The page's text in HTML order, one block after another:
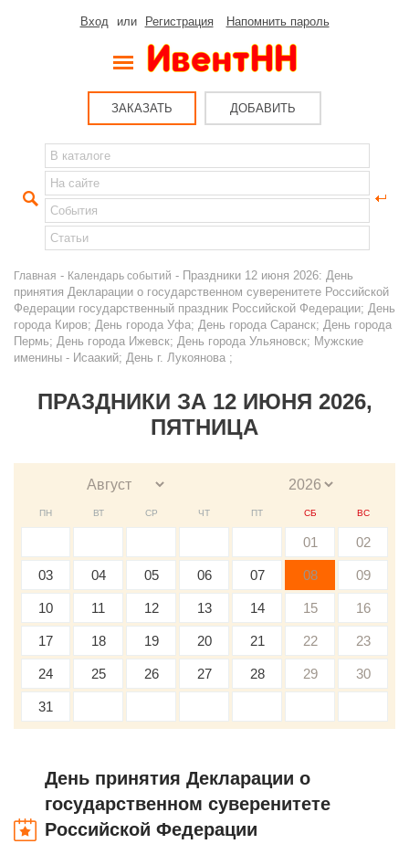
Вход или Регистрация Напомнить пароль
ЗАКАЗАТЬ ДОБАВИТЬ
Главная - Календарь событий - Праздники 12 июня 2026: День
принятия Декларации о государственном суверенитете Российской
Федерации государственный праздник Российской Федерации; День
города Киров; День города Уфа; День города Саранск; День города
Пермь; День города Ижевск; День города Ульяновск; Мужские
именины - Исаакий; День г. Лукоянова ;
ПРАЗДНИКИ ЗА 12 ИЮНЯ 2026,
ПЯТНИЦА
ПН ВТ СР ЧТ ПТ СБ ВС
01 02
03 04 05 06 07 08 09
10 11 12 13 14 15 16
17 18 19 20 21 22 23
24 25 26 27 28 29 30
31
День принятия Декларации о
государственном суверенитете
Российской Федерации